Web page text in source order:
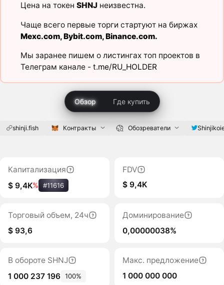
Цена на токен SHNJнеизвестна.
Чаще всего первые торги стартуют на биржах
Mexc.com,Bybit.com,Binance.com.
Мы заранее пишем о листингах топ проектов в
Телеграм канале - t.me/RU_HOLDER
Обзор Где купить
shinji.fish Контракты Обозреватели
Капитализация
$ 9,4K% #11616
FDV
$ 9,4K
Торговый объем, 24ч
$ 93,6
Доминирование
0,00000038%
В обороте SHNJ
1 000 237 196 100%
Макс. предложение
1 000 000 000